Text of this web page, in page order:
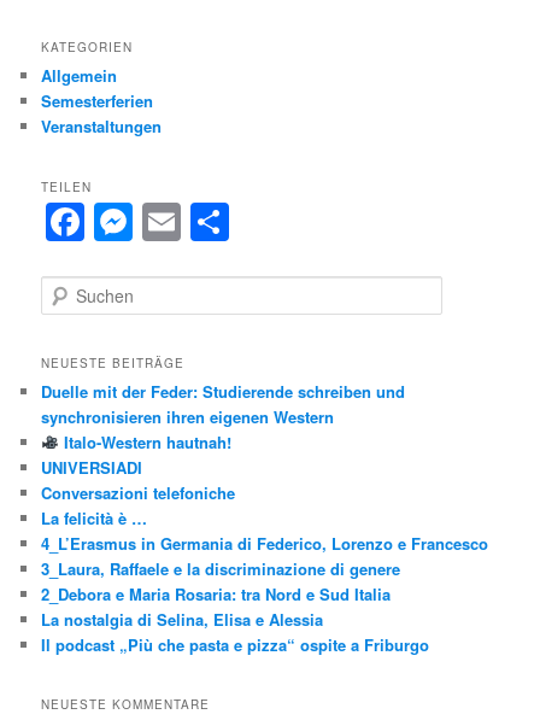
KATEGORIEN
Allgemein
Semesterferien
Veranstaltungen
TEILEN
F
a
c
b
o
o
k
M
e
s
e
n
g
er
E
m
ai le
u
h
n
NEUESTE BEITRÄGE
Duelle mit der Feder: Studierende schreiben und
synchronisieren ihren eigenen Western
Italo-Western hautnah!
UNIVERSIADI
Conversazioni telefoniche
La felicità è …
4_L’Erasmus in Germania di Federico, Lorenzo e Francesco
3_Laura, Raffaele e la discriminazione di genere
2_Debora e Maria Rosaria: tra Nord e Sud Italia
La nostalgia di Selina, Elisa e Alessia
Il podcast „Più che pasta e pizza“ ospite a Friburgo
NEUESTE KOMMENTARE